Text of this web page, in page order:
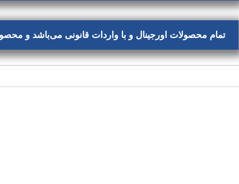
تمام محصولات اورجینال و با واردات قانونی می‌باشد و